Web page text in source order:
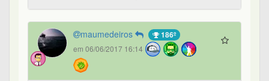
maumedeiros 186º
em 06/06/2017 16:14